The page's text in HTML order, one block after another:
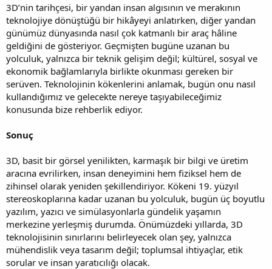
3D’nin tarihçesi, bir yandan insan algısının ve merakının
teknolojiye dönüştüğü bir hikâyeyi anlatırken, diğer yandan
günümüz dünyasında nasıl çok katmanlı bir araç hâline
geldiğini de gösteriyor. Geçmişten bugüne uzanan bu
yolculuk, yalnızca bir teknik gelişim değil; kültürel, sosyal ve
ekonomik bağlamlarıyla birlikte okunması gereken bir
serüven. Teknolojinin kökenlerini anlamak, bugün onu nasıl
kullandığımız ve gelecekte nereye taşıyabileceğimiz
konusunda bize rehberlik ediyor.
Sonuç
3D, basit bir görsel yenilikten, karmaşık bir bilgi ve üretim
aracına evrilirken, insan deneyimini hem fiziksel hem de
zihinsel olarak yeniden şekillendiriyor. Kökeni 19. yüzyıl
stereoskoplarına kadar uzanan bu yolculuk, bugün üç boyutlu
yazılım, yazıcı ve simülasyonlarla gündelik yaşamın
merkezine yerleşmiş durumda. Önümüzdeki yıllarda, 3D
teknolojisinin sınırlarını belirleyecek olan şey, yalnızca
mühendislik veya tasarım değil; toplumsal ihtiyaçlar, etik
sorular ve insan yaratıcılığı olacak.